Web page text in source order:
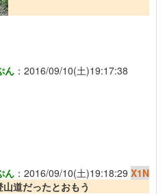
ん ： 2016/09/10(土)19:17:38
ん ： 2016/09/10(土)19:18:29 X1N
道だったとおもう